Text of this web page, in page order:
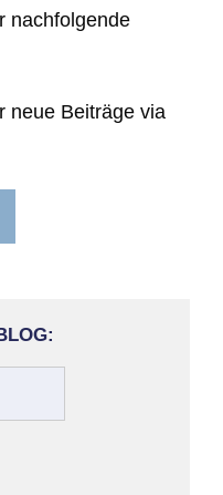
nachfolgende
neue Beiträge via